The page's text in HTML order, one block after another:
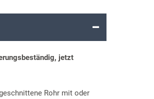
jetzt
Rohr mit oder